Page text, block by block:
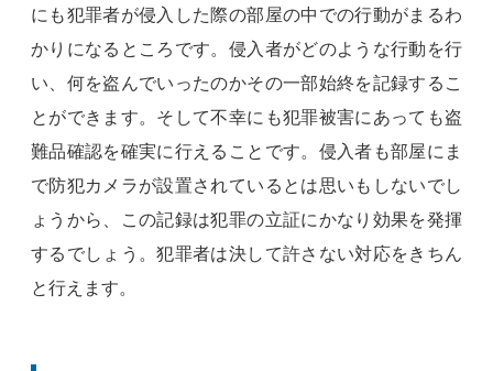
にも犯罪者が侵入した際の部屋の中での行動がまるわ
かりになるところです。侵入者がどのような行動を行
い、何を盗んでいったのかその一部始終を記録するこ
とができます。そして不幸にも犯罪被害にあっても盗
難品確認を確実に行えることです。侵入者も部屋にま
で防犯カメラが設置されているとは思いもしないでし
ょうから、この記録は犯罪の立証にかなり効果を発揮
するでしょう。犯罪者は決して許さない対応をきちん
と行えます。